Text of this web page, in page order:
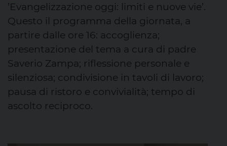
’Evangelizzazione oggi: limiti e nuove vie’.
Questo il programma della giornata, a
partire dalle ore 16: accoglienza;
presentazione del tema a cura di padre
Saverio Zampa; riflessione personale e
silenziosa; condivisione in tavoli di lavoro;
pausa di ristoro e convivialità; tempo di
ascolto reciproco.